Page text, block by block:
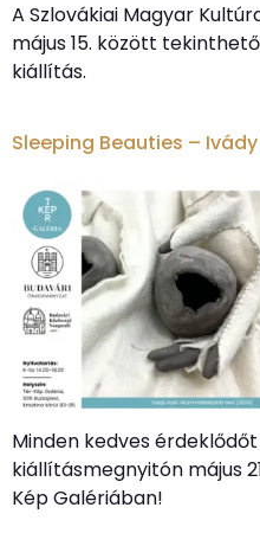
A Szlovákiai Magyar
május 15. között
kiállítás.
Sleeping Beauties –
Minden kedves
kiállításmegnyitón május
Kép Galériában!